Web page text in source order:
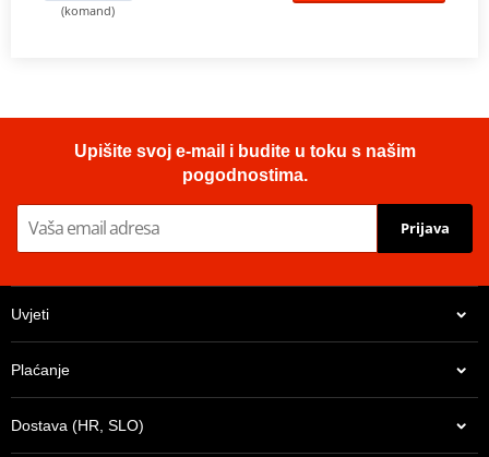
(komand)
Upišite svoj e-mail i budite u toku s našim
pogodnostima.
Prijava
Uvjeti
Plaćanje
Dostava (HR, SLO)